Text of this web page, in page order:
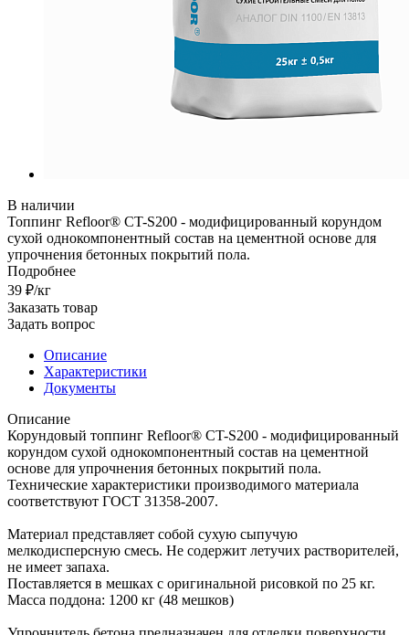
В наличии
Топпинг Refloor® CT-S200 - модифицированный корундом
сухой однокомпонентный состав на цементной основе для
упрочнения бетонных покрытий пола.
Подробнее
39 ₽/кг
Заказать товар
Задать вопрос
Описание
Характеристики
Документы
Описание
Корундовый топпинг Refloor® CT-S200 - модифицированный
корундом сухой однокомпонентный состав на цементной
основе для упрочнения бетонных покрытий пола.
Технические характеристики производимого материала
соответствуют ГОСТ 31358-2007.
Материал представляет собой сухую сыпучую
мелкодисперсную смесь. Не содержит летучих растворителей,
не имеет запаха.
Поставляется в мешках с оригинальной рисовкой по 25 кг.
Масса поддона: 1200 кг (48 мешков)